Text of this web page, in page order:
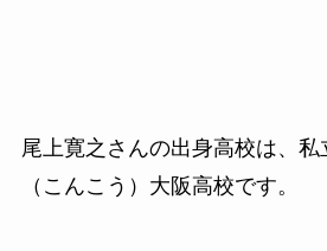
尾上寛之さんの出身高校は、
（こんこう）大阪高校です。